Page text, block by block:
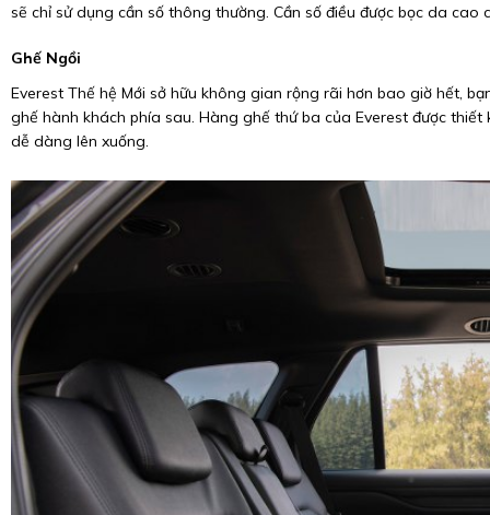
sẽ chỉ sử dụng cần số thông thường. Cần số điều được bọc da cao
Ghế Ngồi
Everest Thế hệ Mới sở hữu không gian rộng rãi hơn bao giờ hết,
ghế hành khách phía sau. Hàng ghế thứ ba của Everest được
dễ dàng lên xuống.